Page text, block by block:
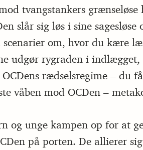
tvangstankers
slår sig løs i sine
om, hvor du kære
udgør rygraden i
rædselsregime – du
våben mod OCDen –
og unge kampen op for at
på porten. De allierer